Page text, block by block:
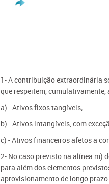
1- A contribuição extraordinária
que respeitem, cumulativamente,
a) - Ativos fixos tangíveis;
b) - Ativos intangíveis, com
c) - Ativos financeiros afetos a
2- No caso previsto na alínea m)
para além dos elementos
aprovisionamento de longo prazo